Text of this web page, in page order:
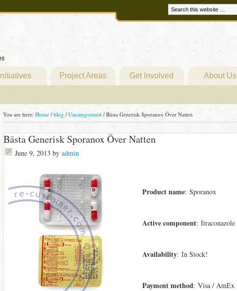
Initiatives Project Areas Get Involved About Us
You are here: Home / blog / Uncategorized /Bästa Generisk Sporanox Över Natten
Bästa Generisk Sporanox Över Natten
June 9, 2013 by admin
Product name: Sporanox
Active component: Itraconazole
Availability: In Stock!
Payment method: Visa / AmEx